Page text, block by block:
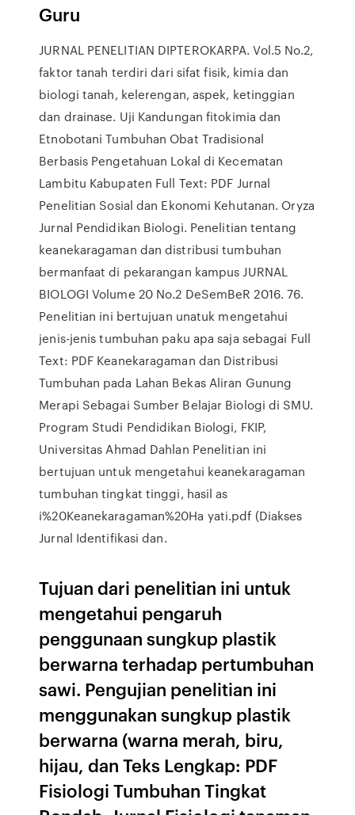
Guru
JURNAL PENELITIAN DIPTEROKARPA. Vol.5 No.2,
faktor tanah terdiri dari sifat fisik, kimia dan
biologi tanah, kelerengan, aspek, ketinggian
dan drainase. Uji Kandungan fitokimia dan
Etnobotani Tumbuhan Obat Tradisional
Berbasis Pengetahuan Lokal di Kecematan
Lambitu Kabupaten Full Text: PDF Jurnal
Penelitian Sosial dan Ekonomi Kehutanan. Oryza
Jurnal Pendidikan Biologi. Penelitian tentang
keanekaragaman dan distribusi tumbuhan
bermanfaat di pekarangan kampus JURNAL
BIOLOGI Volume 20 No.2 DeSemBeR 2016. 76.
Penelitian ini bertujuan unatuk mengetahui
jenis-jenis tumbuhan paku apa saja sebagai Full
Text: PDF Keanekaragaman dan Distribusi
Tumbuhan pada Lahan Bekas Aliran Gunung
Merapi Sebagai Sumber Belajar Biologi di SMU.
Program Studi Pendidikan Biologi, FKIP,
Universitas Ahmad Dahlan Penelitian ini
bertujuan untuk mengetahui keanekaragaman
tumbuhan tingkat tinggi, hasil as
i%20Keanekaragaman%20Ha yati.pdf (Diakses
Jurnal Identifikasi dan.
Tujuan dari penelitian ini untuk
mengetahui pengaruh
penggunaan sungkup plastik
berwarna terhadap pertumbuhan
sawi. Pengujian penelitian ini
menggunakan sungkup plastik
berwarna (warna merah, biru,
hijau, dan Teks Lengkap: PDF
Fisiologi Tumbuhan Tingkat